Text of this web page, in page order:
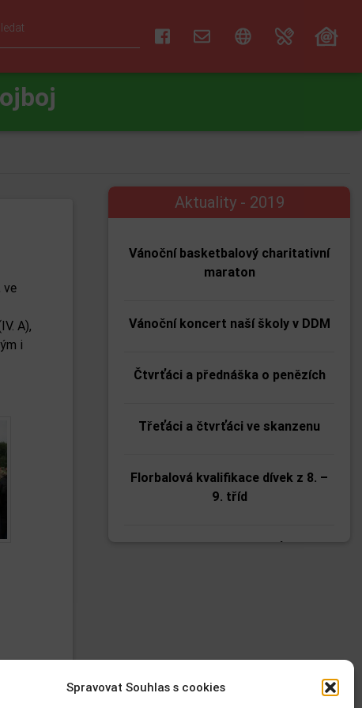
Spravovat Souhlas s cookies
ve
A),
i
Aktuality - 2019
Vánoční basketbalový charitativní
maraton
Vánoční koncert naší školy v DDM
Čtvrťáci a přednáška o penězích
Třeťáci a čtvrťáci ve skanzenu
Florbalová kvalifikace dívek z 8. –
9. tříd